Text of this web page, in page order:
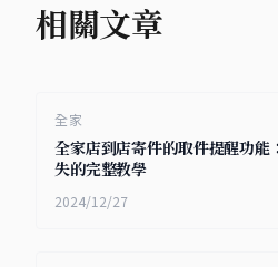
相關文章
全家
全家店到店寄件的取件提醒功能
失的完整教學
2024/12/27